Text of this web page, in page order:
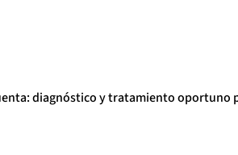
diagnóstico y tratamiento oportuno